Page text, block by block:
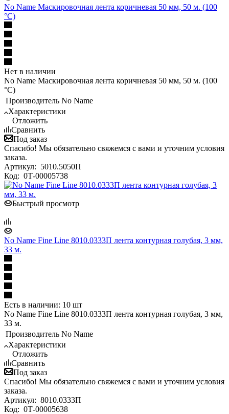
No Name Маскировочная лента коричневая 50 мм, 50 м. (100
°С)
Нет в наличии
No Name Маскировочная лента коричневая 50 мм, 50 м. (100
°С)
Производитель No Name
Характеристики
Отложить
Сравнить
Под заказ
Спасибо! Мы обязательно свяжемся с вами и уточним условия
заказа.
Артикул: 5010.5050П
Код: 0Т-00005738
Быстрый просмотр
No Name Fine Line 8010.0333П лента контурная голубая, 3 мм,
33 м.
Есть в наличии: 10 шт
No Name Fine Line 8010.0333П лента контурная голубая, 3 мм,
33 м.
Производитель No Name
Характеристики
Отложить
Сравнить
Под заказ
Спасибо! Мы обязательно свяжемся с вами и уточним условия
заказа.
Артикул: 8010.0333П
Код: 0Т-00005638